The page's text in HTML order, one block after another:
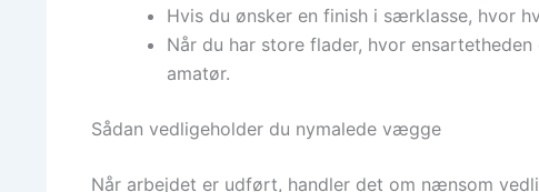
Hvis du ønsker en finish i særklasse, hvor
Når du har store flader, hvor
amatør.
Sådan vedligeholder du nymalede vægge
Når arbejdet er udført, handler det om nænsom